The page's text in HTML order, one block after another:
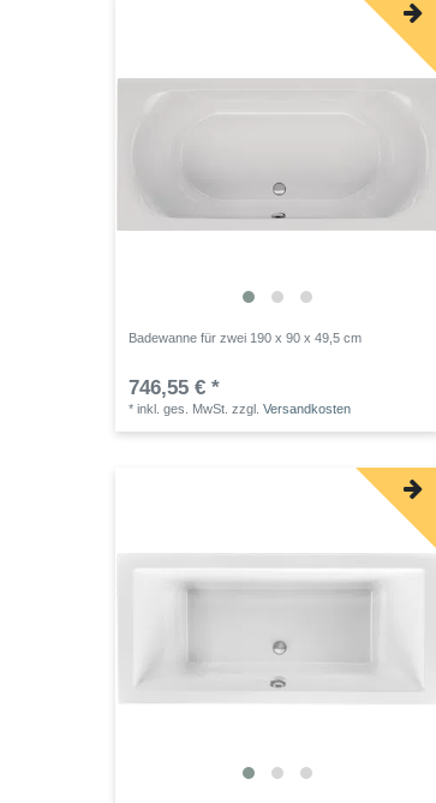
Badewanne für zwei 190 x 90 x 49,5 cm
746,55 € *
*inkl. ges. MwSt. zzgl.Versandkosten